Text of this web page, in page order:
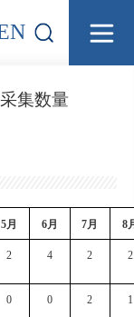
集数量
5月 6月 7月 8
2 4 2 2
0 0 2 1